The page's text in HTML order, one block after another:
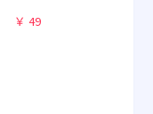
￥ 49